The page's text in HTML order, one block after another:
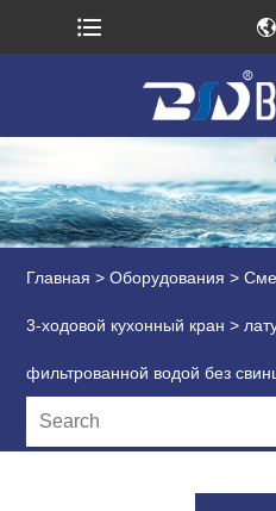
Главная > Оборудования >
3-ходовой кухонный кран >
фильтрованной водой без